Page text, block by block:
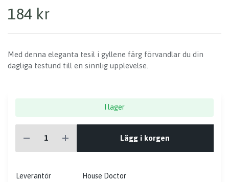
184 kr
Med denna eleganta tesil i gyllene färg förvandlar du din
dagliga testund till en sinnlig upplevelse.
I lager
Lägg i korgen
Leverantör House Doctor